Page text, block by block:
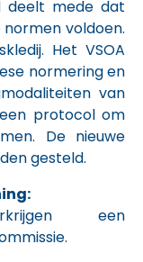
deelt mede dat
voldoen.
Het VSOA
normering en
van
protocol om
De nieuwe
gesteld.
een